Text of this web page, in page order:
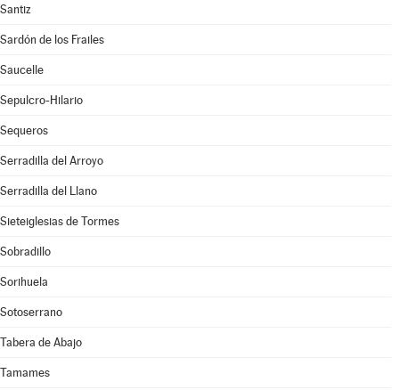
Santiz
Sardón de los Frailes
Saucelle
Sepulcro-Hilario
Sequeros
Serradilla del Arroyo
Serradilla del Llano
Sieteiglesias de Tormes
Sobradillo
Sorihuela
Sotoserrano
Tabera de Abajo
Tamames